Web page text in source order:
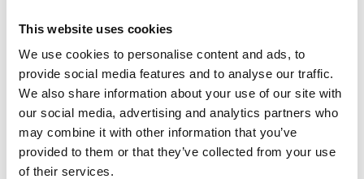
This website uses cookies
We use cookies to personalise content and ads, to
provide social media features and to analyse our traffic.
We also share information about your use of our site with
our social media, advertising and analytics partners who
may combine it with other information that you’ve
provided to them or that they’ve collected from your use
of their services.
Balkvågar
Stativ i rostfritt stål
för Dini indikatorer
Finns i flera varianter
Pris från: 3 390 kr